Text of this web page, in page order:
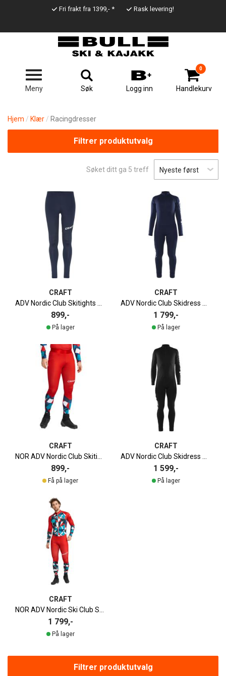
Line
Fri frakt fra 1399,- * Rask levering!
Meny Søk Logg inn Handlekurv
0
Hjem Klær Racingdresser
Filtrer produktutvalg
Søket ditt ga 5 treff
CRAFT
899,-
På lager
CRAFT
1 799,-
På lager
CRAFT
899,-
Få på lager
CRAFT
1 599,-
På lager
CRAFT
1 799,-
På lager
Filtrer produktutvalg